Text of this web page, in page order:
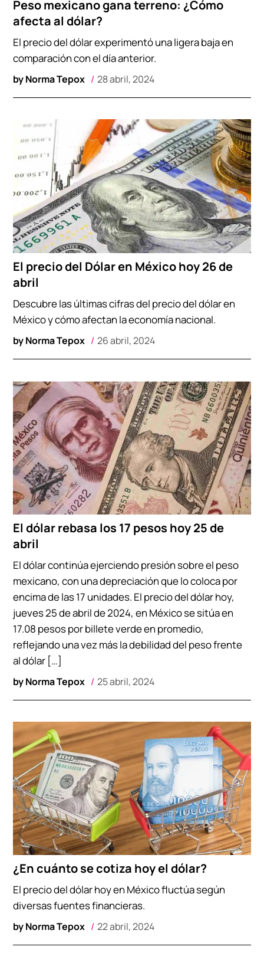
Peso mexicano gana terreno: ¿Cómo
afecta al dólar?
byNorma Tepox 28 abril, 2024
El precio del dólar experimentó una ligera baja en
comparación con el día anterior.
El precio del Dólar en México hoy 26 de
abril
byNorma Tepox 26 abril, 2024
Descubre las últimas cifras del precio del dólar en
México y cómo afectan la economía nacional.
El dólar rebasa los 17 pesos hoy 25 de
abril
byNorma Tepox 25 abril, 2024
El dólar continúa ejerciendo presión sobre el peso
mexicano, con una depreciación que lo coloca por
encima de las 17 unidades. El precio del dólar hoy,
jueves 25 de abril de 2024, en México se sitúa en
17.08 pesos por billete verde en promedio,
reflejando una vez más la debilidad del peso frente
al dólar […]
¿En cuánto se cotiza hoy el dólar?
byNorma Tepox 22 abril, 2024
El precio del dólar hoy en México fluctúa según
diversas fuentes financieras.